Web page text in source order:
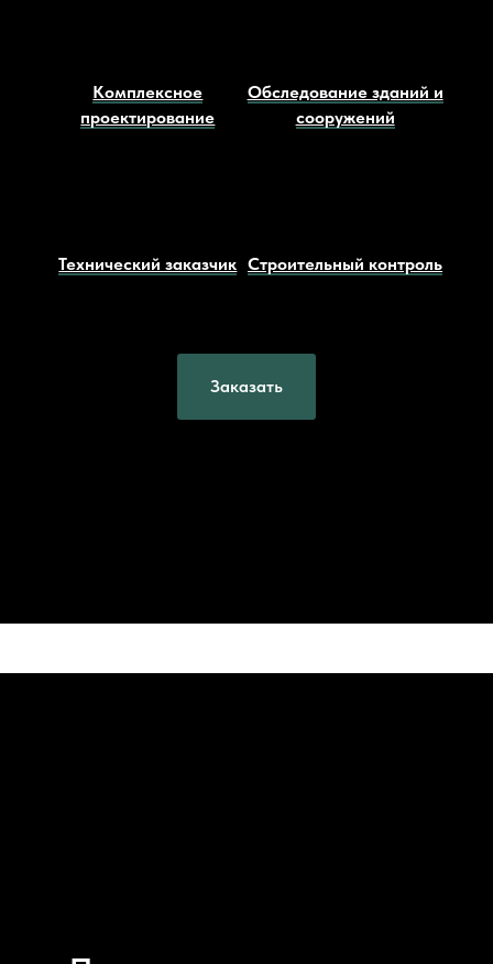
Комплексное
проектирование
Обследование зданий и
сооружений
Технический заказчик Строительный контроль
Заказать